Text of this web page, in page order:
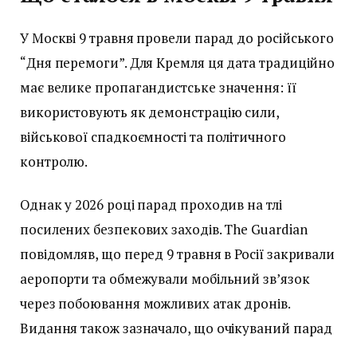
У Москві 9 травня провели парад до російського
“Дня перемоги”. Для Кремля ця дата традиційно
має велике пропагандистське значення: її
використовують як демонстрацію сили,
військової спадкоємності та політичного
контролю.
Однак у 2026 році парад проходив на тлі
посилених безпекових заходів. The Guardian
повідомляв, що перед 9 травня в Росії закривали
аеропорти та обмежували мобільний зв’язок
через побоювання можливих атак дронів.
Видання також зазначало, що очікуваний парад